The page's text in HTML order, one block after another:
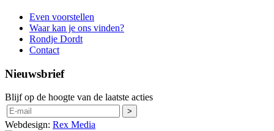
Even voorstellen
Waar kan je ons vinden?
Rondje Dordt
Contact
Nieuwsbrief
Blijf op de hoogte van de laatste acties
Webdesign: Rex Media